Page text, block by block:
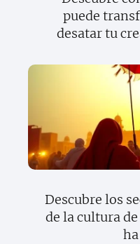
puede
desatar tu
Descubre los
de la cultura